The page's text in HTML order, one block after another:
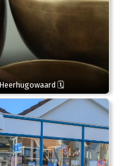
🗓